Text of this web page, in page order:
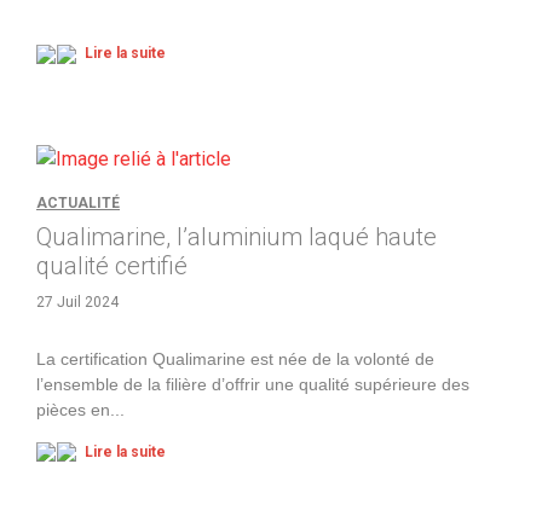
Lire la suite
ACTUALITÉ
Qualimarine, l’aluminium laqué haute
qualité certifié
27 Juil 2024
La certification Qualimarine est née de la volonté de
l’ensemble de la filière d’offrir une qualité supérieure des
pièces en
Lire la suite